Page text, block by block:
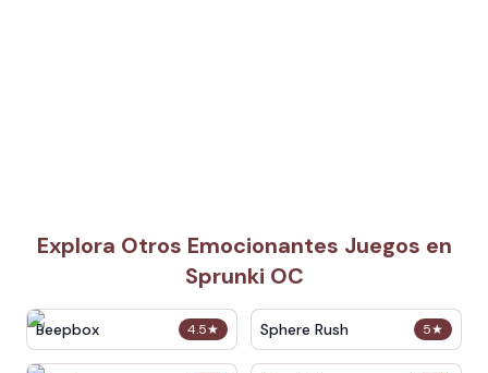
Explora Otros Emocionantes Juegos en
Sprunki OC
4.5★
Beepbox 5★
Sphere Rush